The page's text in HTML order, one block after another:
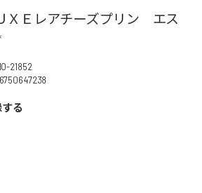
Ｅレアチーズプリン エス
21852
る